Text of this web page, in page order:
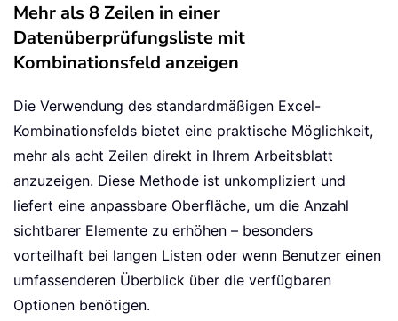
Mehr als 8 Zeilen in einer
Datenüberprüfungsliste mit
Kombinationsfeld anzeigen
Die Verwendung des standardmäßigen Excel-
Kombinationsfelds bietet eine praktische Möglichkeit,
mehr als acht Zeilen direkt in Ihrem Arbeitsblatt
anzuzeigen. Diese Methode ist unkompliziert und
liefert eine anpassbare Oberfläche, um die Anzahl
sichtbarer Elemente zu erhöhen – besonders
vorteilhaft bei langen Listen oder wenn Benutzer einen
umfassenderen Überblick über die verfügbaren
Optionen benötigen.